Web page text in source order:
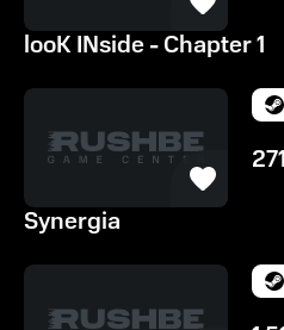
looK INside - Chapter 1
271
Synergia